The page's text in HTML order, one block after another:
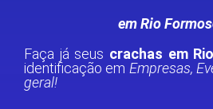
em Rio
Faça já seus crachas em
identificação em Empresas,
geral!